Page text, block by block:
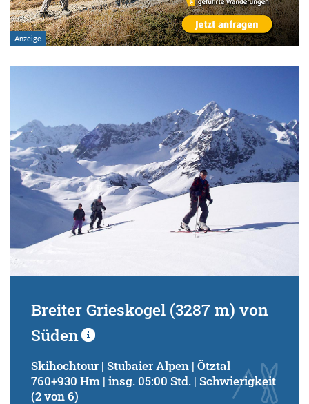
Breiter Grieskogel (3287 m) von
Süden
Skihochtour | Stubaier Alpen | Ötztal
760+930 Hm | insg. 05:00 Std. | Schwierigkeit
(2 von 6)